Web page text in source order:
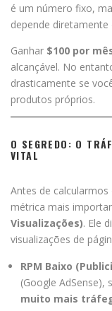
é um número fixo,
depende
Ganhar $100 por
alcançável. No
drasticamente se
produtos próprios.
O SEGREDO: O
VITAL
Antes de
métrica mais
Visualizações). Ele
visualizações de
RPM Baixo
(Google AdSense),
muito mais